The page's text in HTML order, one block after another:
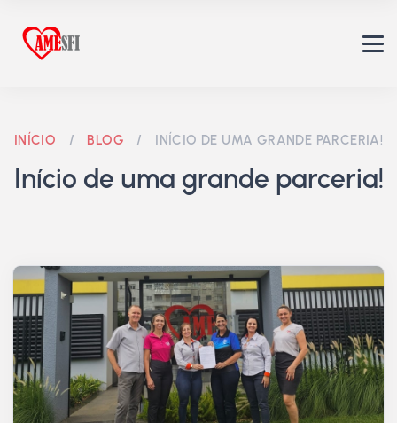
INÍCIO / BLOG / INÍCIO DE UMA GRANDE PARCERIA!
Início de uma grande parceria!